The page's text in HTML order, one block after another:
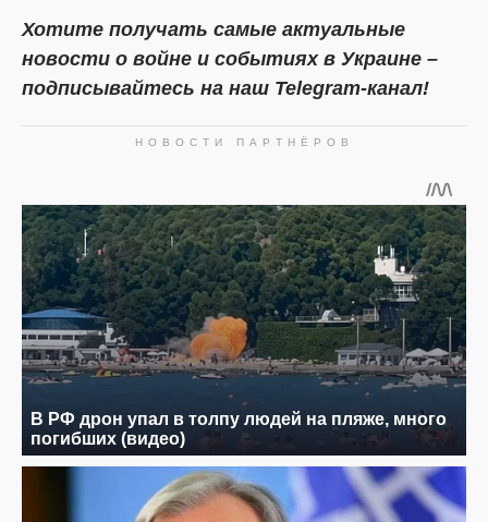
Хотите получать самые актуальные
новости о войне и событиях в Украине –
подписывайтесь на наш Telegram-канал!